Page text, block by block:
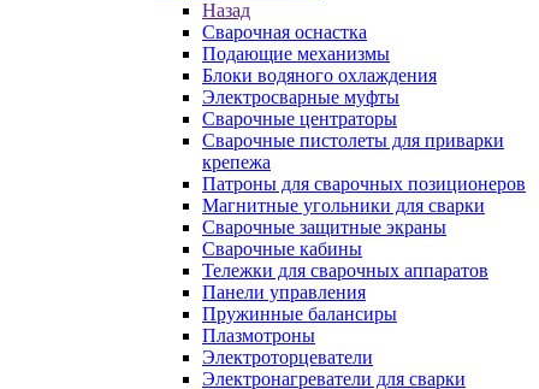
Назад
Сварочная оснастка
Подающие механизмы
Блоки водяного охлаждения
Электросварные муфты
Сварочные центраторы
Сварочные пистолеты для приварки
крепежа
Патроны для сварочных позиционеров
Магнитные угольники для сварки
Сварочные защитные экраны
Сварочные кабины
Тележки для сварочных аппаратов
Панели управления
Пружинные балансиры
Плазмотроны
Электроторцеватели
Электронагреватели для сварки